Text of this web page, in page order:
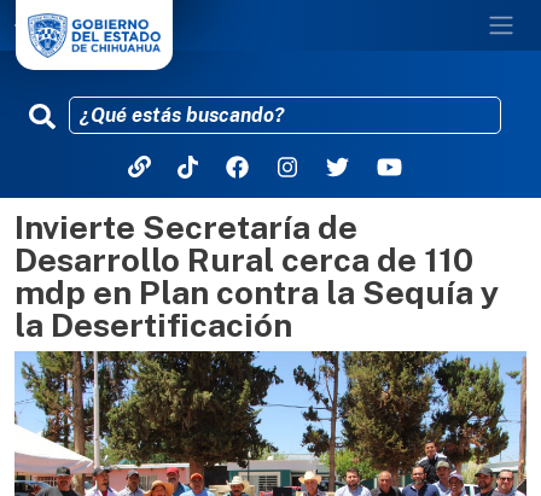
Pasar al contenido principal
Invierte Secretaría de
Desarrollo Rural cerca de 110
mdp en Plan contra la Sequía y
la Desertificación